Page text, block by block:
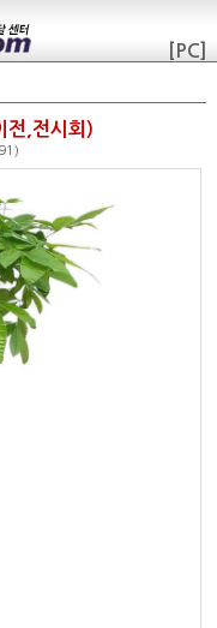
[PC]
전,전시회)